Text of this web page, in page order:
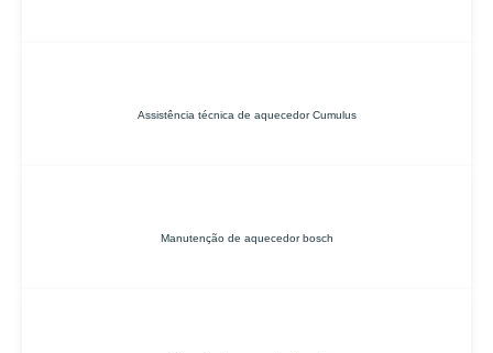
Assistência técnica de aquecedor Cumulus
Manutenção de aquecedor bosch